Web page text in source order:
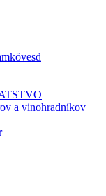
a vinohradníkov